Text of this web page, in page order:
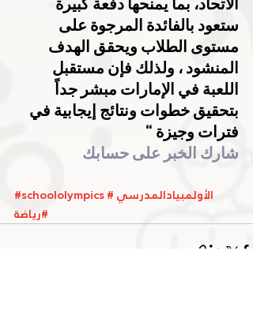
ستعود بالفائدة المرجوة على
مستوى الطلاب ويحقق الهدف
المنشود ، ولذلك فإن مستقبل
اللعبة في الإمارات مبشر جداً
بتحقيق خطوات ونتائج إيجابية في
فترات وجيزة “
شارك الخبر على حسابك
#schoololympics
#الأولمبيادالمدرسي
#رياضة